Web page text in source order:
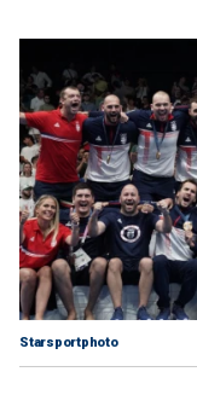
Starsportphoto